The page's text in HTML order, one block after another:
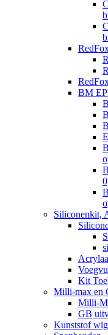
BM
Siliconenkit,
Kit
Milli-max en
Milli-
GB
Kunststof